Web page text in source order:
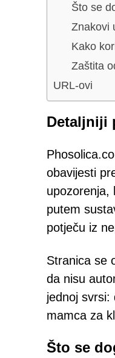
Što se
Znakovi
Kako
Zaštita
URL-ovi
Detaljniji
obavijesti
upozorenja,
putem
potječu iz
Stranica se
da nisu
jednoj svrsi:
mamca za
Što se